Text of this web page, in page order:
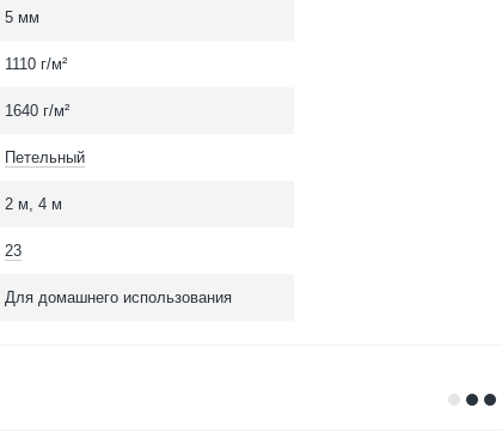
5 мм
1110 г/м²
1640 г/м²
Петельный
2 м, 4 м
23
Для домашнего использования